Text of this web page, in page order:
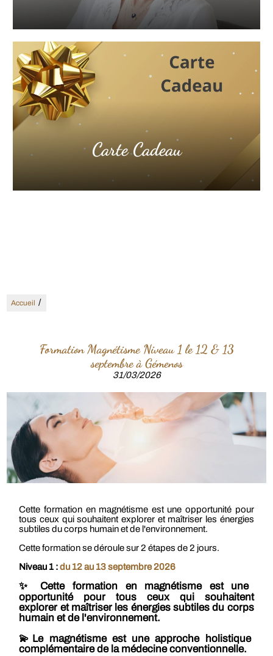
Carte Cadeau
Accueil /
Formation Magnétisme Niveau 1 le 12 & 13
septembre à Gémenos
31/03/2026
Cette formation en magnétisme est une opportunité pour
tous ceux qui souhaitent explorer et maîtriser les énergies
subtiles du corps humain et de l'environnement.
Cette formation se déroule sur 2 étapes de 2 jours.
Niveau 1 :du 12 au 13 septembre 2026
✨ Cette formation en magnétisme est une
opportunité pour tous ceux qui souhaitent
explorer et maîtriser les énergies subtiles du corps
humain et de l'environnement.
💫Le magnétisme est une approche holistique
complémentaire de la médecine conventionnelle.